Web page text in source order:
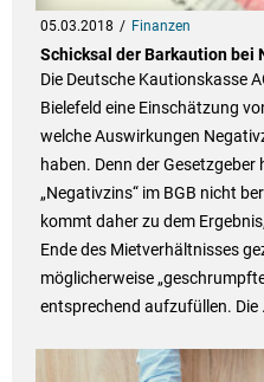
05.03.2018 Finanzen
Schicksal der Barkaution bei
Die Deutsche Kautionskasse
Bielefeld eine Einschätzung
welche Auswirkungen
haben. Denn der
„Negativzins“ im BGB nicht
kommt daher zu dem
Ende des Mietverhältnisses
möglicherweise
entsprechend aufzufüllen. Die